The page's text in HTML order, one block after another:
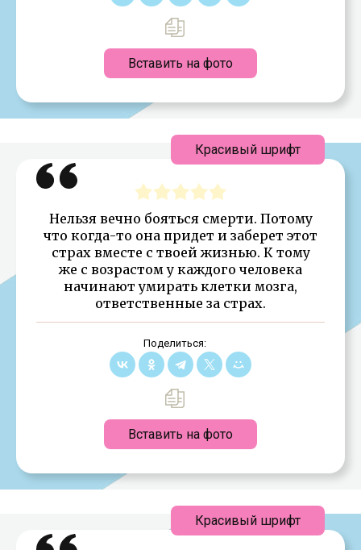
Вставить на фото
Нельзя вечно бояться смерти. Потому
что когда-то она придет и заберет этот
страх вместе с твоей жизнью. К тому
же с возрастом у каждого человека
начинают умирать клетки мозга,
ответственные за страх.
Поделиться:
Вставить на фото
Красивый шрифт
Красивый шрифт